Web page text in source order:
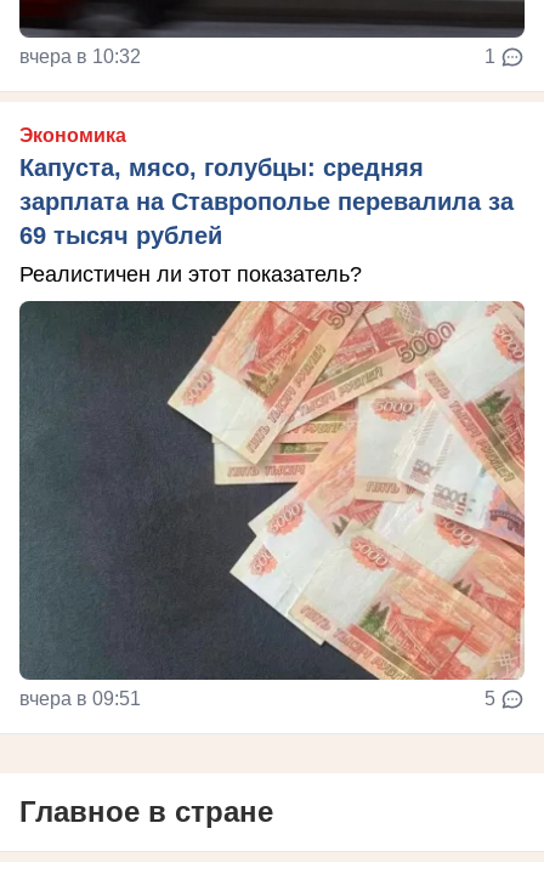
вчера в 10:32 1
Экономика
Капуста, мясо, голубцы: средняя
зарплата на Ставрополье перевалила за
69 тысяч рублей
Реалистичен ли этот показатель?
вчера в 09:51 5
Главное в стране